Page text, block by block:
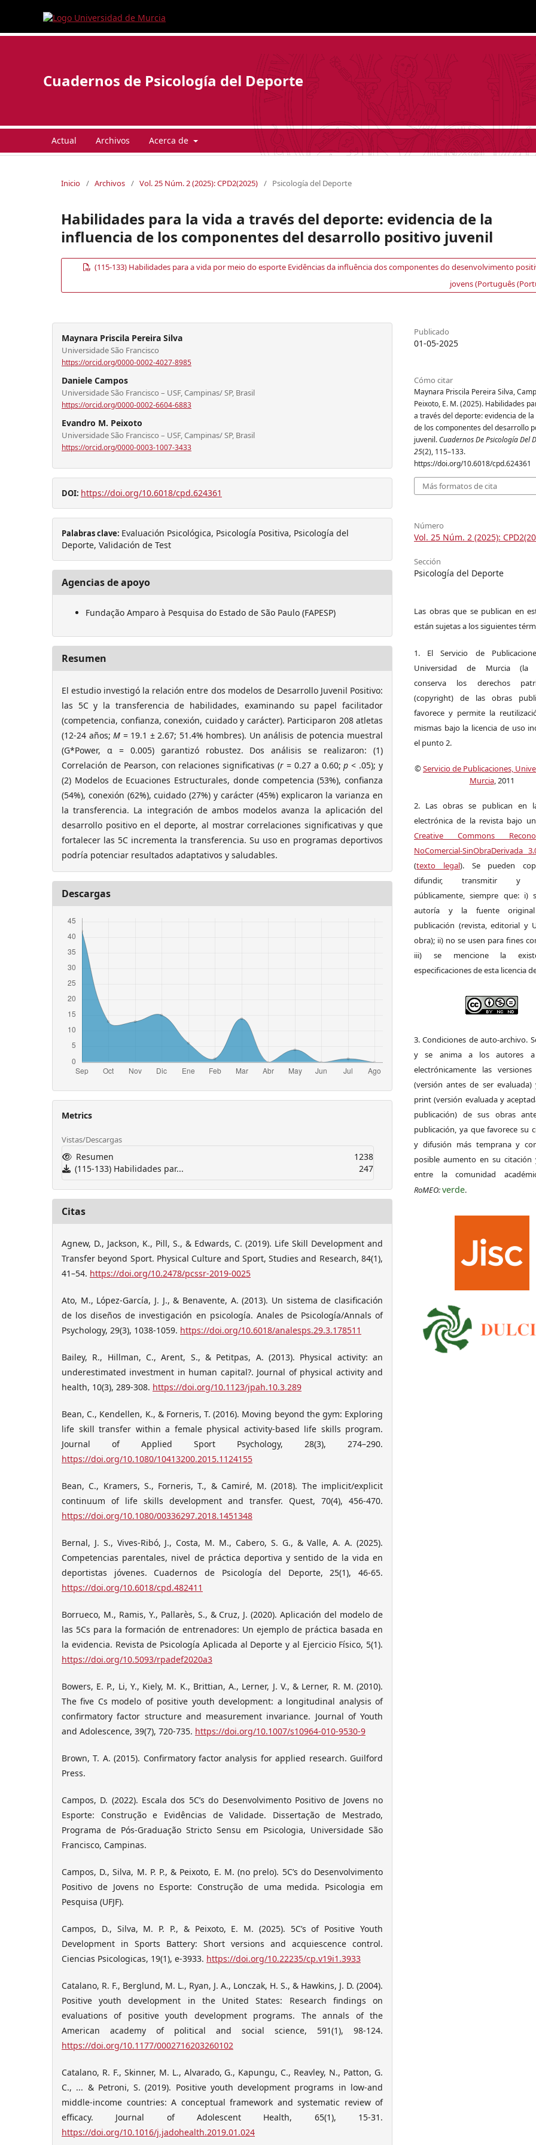
Cuadernos de Psicología del Deporte
Actual Archivos Acerca de
Inicio / Archivos / Vol. 25 Núm. 2 (2025): CPD2(2025) / Psicología del Deporte
Habilidades para la vida a través del deporte: evidencia de la
influencia de los componentes del desarrollo positivo juvenil
(115-133) Habilidades para a vida por meio do esporte Evidências da influência dos componentes do desenvolvimento
jovens (Português
Maynara Priscila Pereira Silva
Universidade São Francisco
https://orcid.org/0000-0002-4027-8985
Daniele Campos
Universidade São Francisco – USF, Campinas/ SP, Brasil
https://orcid.org/0000-0002-6604-6883
Evandro M. Peixoto
Universidade São Francisco – USF, Campinas/ SP, Brasil
https://orcid.org/0000-0003-1007-3433
DOI: https://doi.org/10.6018/cpd.624361
Palabras clave: Evaluación Psicológica, Psicología Positiva, Psicología del
Deporte, Validación de Test
Agencias de apoyo
Fundação Amparo à Pesquisa do Estado de São Paulo (FAPESP)
Resumen
El estudio investigó la relación entre dos modelos de Desarrollo Juvenil Positivo:
las 5C y la transferencia de habilidades, examinando su papel facilitador
(competencia, confianza, conexión, cuidado y carácter). Participaron 208 atletas
(12-24 años;M = 19.1 ± 2.67; 51.4% hombres). Un análisis de potencia muestral
(G*Power, α = 0.005) garantizó robustez. Dos análisis se realizaron: (1)
Correlación de Pearson, con relaciones significativas (r = 0.27 a 0.60;p < .05); y
(2) Modelos de Ecuaciones Estructurales, donde competencia (53%), confianza
(54%), conexión (62%), cuidado (27%) y carácter (45%) explicaron la varianza en
la transferencia. La integración de ambos modelos avanza la aplicación del
desarrollo positivo en el deporte, al mostrar correlaciones significativas y que
fortalecer las 5C incrementa la transferencia. Su uso en programas deportivos
podría potenciar resultados adaptativos y saludables.
Descargas
Metrics
Vistas/Descargas
Resumen
1238
(115-133) Habilidades par...
247
Citas
Agnew, D., Jackson, K., Pill, S., & Edwards, C. (2019). Life Skill Development and
Transfer beyond Sport. Physical Culture and Sport, Studies and Research, 84(1),
41–54. https://doi.org/10.2478/pcssr-2019-0025
Ato, M., López-García, J. J., & Benavente, A. (2013). Un sistema de clasificación
de los diseños de investigación en psicología. Anales de Psicología/Annals of
Psychology, 29(3), 1038-1059. https://doi.org/10.6018/analesps.29.3.178511
Bailey, R., Hillman, C., Arent, S., & Petitpas, A. (2013). Physical activity: an
underestimated investment in human capital?. Journal of physical activity and
health, 10(3), 289-308. https://doi.org/10.1123/jpah.10.3.289
Bean, C., Kendellen, K., & Forneris, T. (2016). Moving beyond the gym: Exploring
life skill transfer within a female physical activity-based life skills program.
Journal of Applied Sport Psychology, 28(3), 274–290.
https://doi.org/10.1080/10413200.2015.1124155
Bean, C., Kramers, S., Forneris, T., & Camiré, M. (2018). The implicit/explicit
continuum of life skills development and transfer. Quest, 70(4), 456-470.
https://doi.org/10.1080/00336297.2018.1451348
Bernal, J. S., Vives-Ribó, J., Costa, M. M., Cabero, S. G., & Valle, A. A. (2025).
Competencias parentales, nivel de práctica deportiva y sentido de la vida en
deportistas jóvenes. Cuadernos de Psicología del Deporte, 25(1), 46-65.
https://doi.org/10.6018/cpd.482411
Borrueco, M., Ramis, Y., Pallarès, S., & Cruz, J. (2020). Aplicación del modelo de
las 5Cs para la formación de entrenadores: Un ejemplo de práctica basada en
la evidencia. Revista de Psicología Aplicada al Deporte y al Ejercicio Físico, 5(1).
https://doi.org/10.5093/rpadef2020a3
Bowers, E. P., Li, Y., Kiely, M. K., Brittian, A., Lerner, J. V., & Lerner, R. M. (2010).
The five Cs modelo of positive youth development: a longitudinal analysis of
confirmatory factor structure and measurement invariance. Journal of Youth
and Adolescence, 39(7), 720-735. https://doi.org/10.1007/s10964-010-9530-9
Brown, T. A. (2015). Confirmatory factor analysis for applied research. Guilford
Press.
Campos, D. (2022). Escala dos 5C’s do Desenvolvimento Positivo de Jovens no
Esporte: Construção e Evidências de Validade. Dissertação de Mestrado,
Programa de Pós-Graduação Stricto Sensu em Psicologia, Universidade São
Francisco, Campinas.
Campos, D., Silva, M. P. P., & Peixoto, E. M. (no prelo). 5C’s do Desenvolvimento
Positivo de Jovens no Esporte: Construção de uma medida. Psicologia em
Pesquisa (UFJF).
Campos, D., Silva, M. P. P., & Peixoto, E. M. (2025). 5C’s of Positive Youth
Development in Sports Battery: Short versions and acquiescence control.
Ciencias Psicologicas, 19(1), e-3933. https://doi.org/10.22235/cp.v19i1.3933
Catalano, R. F., Berglund, M. L., Ryan, J. A., Lonczak, H. S., & Hawkins, J. D. (2004).
Positive youth development in the United States: Research findings on
evaluations of positive youth development programs. The annals of the
American academy of political and social science, 591(1), 98-124.
https://doi.org/10.1177/0002716203260102
Catalano, R. F., Skinner, M. L., Alvarado, G., Kapungu, C., Reavley, N., Patton, G.
C., ... & Petroni, S. (2019). Positive youth development programs in low-and
middle-income countries: A conceptual framework and systematic review of
efficacy. Journal of Adolescent Health, 65(1), 15-31.
https://doi.org/10.1016/j.jadohealth.2019.01.024
Publicado
01-05-2025
Cómo citar
Maynara Priscila Pereira Silva,
Peixoto, E. M. (2025). Habilidades
a través del deporte: evidencia de
de los componentes del desarrollo
juvenil.Cuadernos De Psicología Del
25(2), 115–133.
https://doi.org/10.6018/cpd.624361
Más formatos de cita
Número
Vol. 25 Núm. 2 (2025):
Sección
Psicología del Deporte
Las obras que se publican en
están sujetas a los siguientes
1. El Servicio de
Universidad de Murcia (la
conserva los derechos
(copyright) de las obras
favorece y permite la
mismas bajo la licencia de uso
el punto 2.
©Servicio de Publicaciones,
Murcia, 2011
2. Las obras se publican en
electrónica de la revista bajo
Creative Commons
NoComercial-SinObraDerivada
(texto legal). Se pueden
difundir, transmitir y
públicamente, siempre que: i)
autoría y la fuente
publicación (revista, editorial y
obra); ii) no se usen para fines
iii) se mencione la
especificaciones de esta licencia
3. Condiciones de auto-archivo.
y se anima a los autores a
electrónicamente las
(versión antes de ser
print (versión evaluada y
publicación) de sus obras
publicación, ya que favorece su
y difusión más temprana y
posible aumento en su citación
entre la comunidad
RoMEO:verde.